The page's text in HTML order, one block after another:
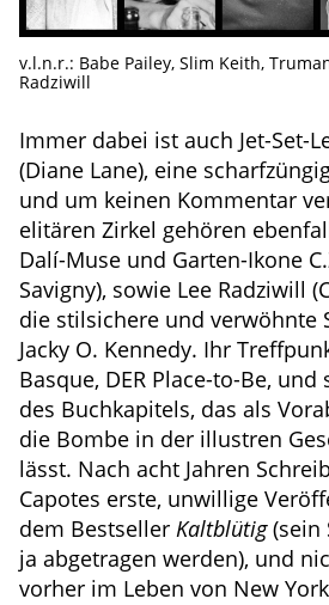
v.l.n.r.: Babe Pailey, Slim Keith,
Radziwill
Immer dabei ist auch Jet-Set-
(Diane Lane), eine
und um keinen Kommentar
elitären Zirkel gehören
Dalí-Muse und Garten-Ikone
Savigny), sowie Lee Radziwill
die stilsichere und verwöhnte
Jacky O. Kennedy. Ihr
Basque, DER Place-to-Be,
des Buchkapitels, das als
die Bombe in der illustren
lässt. Nach acht Jahren
Capotes erste, unwillige
dem Bestseller Kaltblütig(sein
ja abgetragen werden), und
vorher im Leben von New